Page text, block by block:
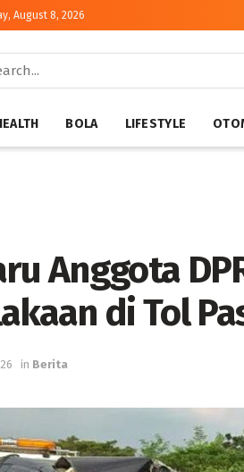
August 8, 2026
BOLA LIFESTYLE
Anggota
di Tol
in Berita